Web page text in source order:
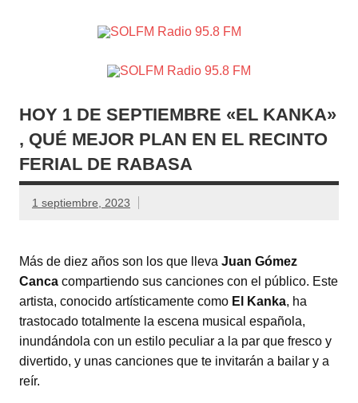
Crevillente, Radio en Vega Baja y Radio en el Medio
Vinalopó
HOY 1 DE SEPTIEMBRE «EL KANKA»
, QUÉ MEJOR PLAN EN EL RECINTO
FERIAL DE RABASA
1 septiembre, 2023
Más de diez años son los que lleva Juan Gómez
Canca compartiendo sus canciones con el público. Este
artista, conocido artísticamente como El Kanka, ha
trastocado totalmente la escena musical española,
inundándola con un estilo peculiar a la par que fresco y
divertido, y unas canciones que te invitarán a bailar y a
reír.